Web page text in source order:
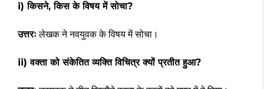
i) किसने, किस के विषय में सोचा?
उत्तरःलेखक ने नवयुवक के विषय में सोचा।
ii) वक्ता को संकेतित व्यक्ति विचित्र क्यों प्रतीत हुआ?